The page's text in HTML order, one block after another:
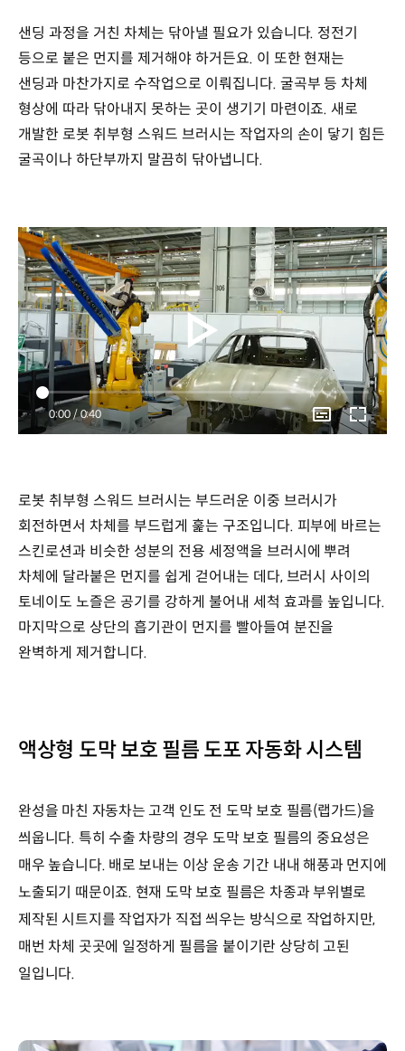
샌딩 과정을 거친 차체는 닦아낼 필요가 있습니다. 정전기
등으로 붙은 먼지를 제거해야 하거든요. 이 또한 현재는
샌딩과 마찬가지로 수작업으로 이뤄집니다. 굴곡부 등 차체
형상에 따라 닦아내지 못하는 곳이 생기기 마련이죠. 새로
개발한 로봇 취부형 스워드 브러시는 작업자의 손이 닿기 힘든
굴곡이나 하단부까지 말끔히 닦아냅니다.
Current
Time
0:00 / Duration
0:40
로봇 취부형 스워드 브러시는 부드러운 이중 브러시가
회전하면서 차체를 부드럽게 훑는 구조입니다. 피부에 바르는
스킨로션과 비슷한 성분의 전용 세정액을 브러시에 뿌려
차체에 달라붙은 먼지를 쉽게 걷어내는 데다, 브러시 사이의
토네이도 노즐은 공기를 강하게 불어내 세척 효과를 높입니다.
마지막으로 상단의 흡기관이 먼지를 빨아들여 분진을
완벽하게 제거합니다.
액상형 도막 보호 필름 도포 자동화 시스템
완성을 마친 자동차는 고객 인도 전 도막 보호 필름(랩가드)을
씌웁니다. 특히 수출 차량의 경우 도막 보호 필름의 중요성은
매우 높습니다. 배로 보내는 이상 운송 기간 내내 해풍과 먼지에
노출되기 때문이죠. 현재 도막 보호 필름은 차종과 부위별로
제작된 시트지를 작업자가 직접 씌우는 방식으로 작업하지만,
매번 차체 곳곳에 일정하게 필름을 붙이기란 상당히 고된
일입니다.